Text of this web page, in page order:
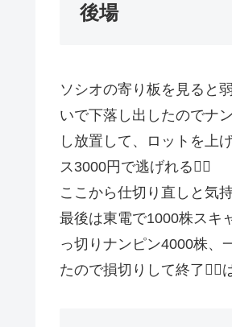
後場
ソシオの寄り板を見ると
いで下落し出したのでナ
し放置して、ロットを上
ス3000円で逃げれる😮‍💨
ここから仕切り直しと気
最後は東電で1000株スキ
っ切りナンピン4000株、
たので損切りして終了😵‍💫